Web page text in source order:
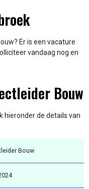
Er is een vacature
vandaag nog en
Bouw
hieronder de details van
Bouw